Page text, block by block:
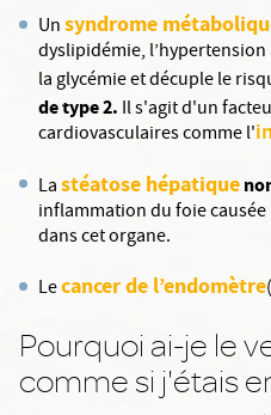
Unsyndrome
dyslipidémie,
la glycémie et décuple le
de type 2. Il s'agit d'un
cardiovasculaires comme l'
Lastéatose hépatique
inflammation du foie
dans cet organe.
Lecancer de l’endomètre
Pourquoi ai-je le
comme si j'étais